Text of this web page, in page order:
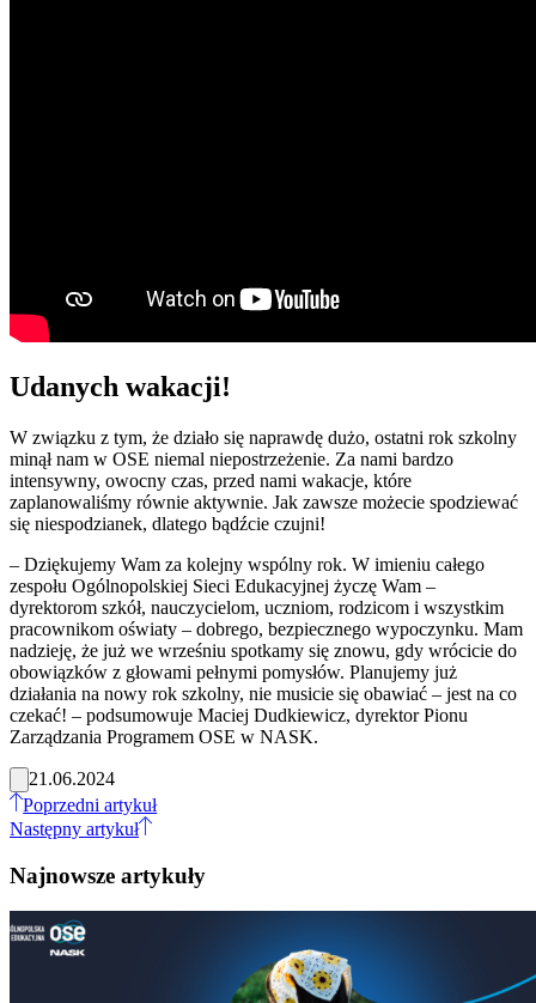
Udanych wakacji!
W związku z tym, że działo się naprawdę dużo, ostatni rok szkolny
minął nam w OSE niemal niepostrzeżenie. Za nami bardzo
intensywny, owocny czas, przed nami wakacje, które
zaplanowaliśmy równie aktywnie. Jak zawsze możecie spodziewać
się niespodzianek, dlatego bądźcie czujni!
– Dziękujemy Wam za kolejny wspólny rok. W imieniu całego
zespołu Ogólnopolskiej Sieci Edukacyjnej życzę Wam –
dyrektorom szkół, nauczycielom, uczniom, rodzicom i wszystkim
pracownikom oświaty – dobrego, bezpiecznego wypoczynku. Mam
nadzieję, że już we wrześniu spotkamy się znowu, gdy wrócicie do
obowiązków z głowami pełnymi pomysłów. Planujemy już
działania na nowy rok szkolny, nie musicie się obawiać – jest na co
czekać! – podsumowuje Maciej Dudkiewicz, dyrektor Pionu
Zarządzania Programem OSE w NASK.
21.06.2024
Poprzedni artykuł
Następny artykuł
Najnowsze artykuły